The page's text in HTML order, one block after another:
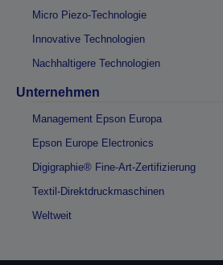
Micro Piezo-Technologie
Innovative Technologien
Nachhaltigere Technologien
Unternehmen
Management Epson Europa
Epson Europe Electronics
Digigraphie® Fine-Art-Zertifizierung
Textil-Direktdruckmaschinen
Weltweit